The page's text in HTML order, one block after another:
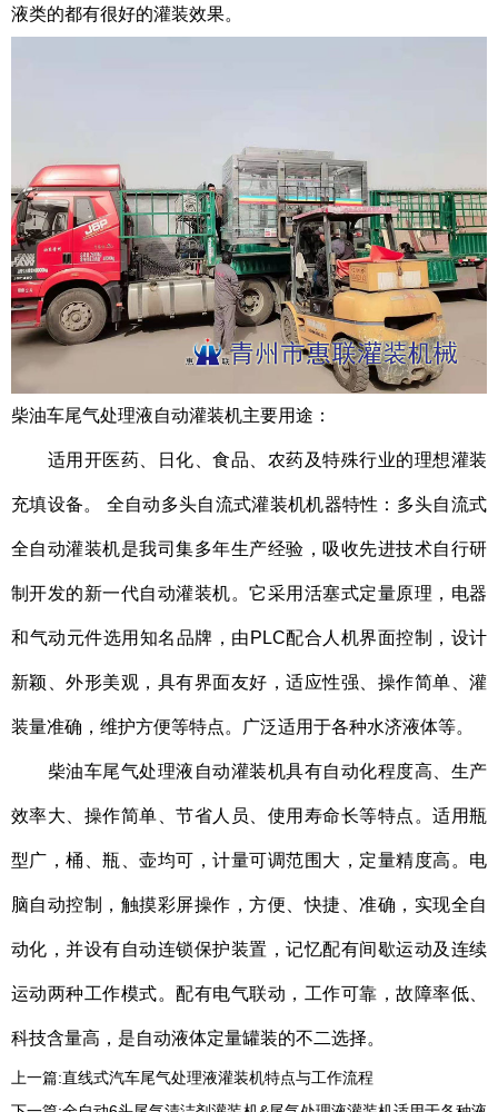
液类的都有很好的灌装效果。
柴油车尾气处理液自动灌装机主要用途：
适用开医药、日化、食品、农药及特殊行业的理想灌装
充填设备。 全自动多头自流式灌装机机器特性：多头自流式
全自动灌装机是我司集多年生产经验，吸收先进技术自行研
制开发的新一代自动灌装机。它采用活塞式定量原理，电器
和气动元件选用知名品牌，由PLC配合人机界面控制，设计
新颖、外形美观，具有界面友好，适应性强、操作简单、灌
装量准确，维护方便等特点。广泛适用于各种水济液体等。
柴油车尾气处理液自动灌装机具有自动化程度高、生产
效率大、操作简单、节省人员、使用寿命长等特点。适用瓶
型广，桶、瓶、壶均可，计量可调范围大，定量精度高。电
脑自动控制，触摸彩屏操作，方便、快捷、准确，实现全自
动化，并设有自动连锁保护装置，记忆配有间歇运动及连续
运动两种工作模式。配有电气联动，工作可靠，故障率低、
科技含量高，是自动液体定量罐装的不二选择。
上一篇:直线式汽车尾气处理液灌装机特点与工作流程